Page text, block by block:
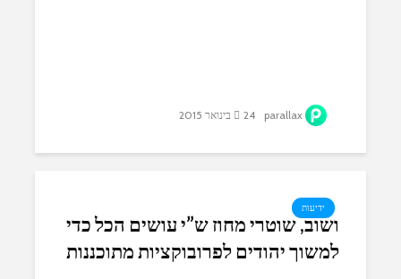
24 בינואר 2015
ידיעות
ושוב, שוטרי מחוז ש”י עושים הכל כדי
למשוך יהודים לפרובוקציות מתוכננות